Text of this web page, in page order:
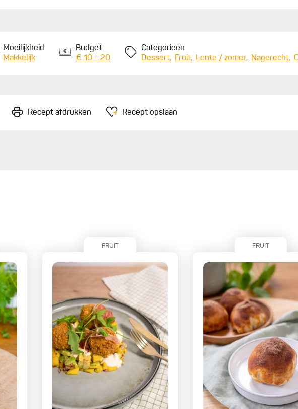
Moeilijkheid
Makkelijk
Budget
€ 10 - 20
Categorieën
Dessert
Fruit Lente / zomer Nagerecht
Recept afdrukken Recept opslaan
FRUIT FRUIT